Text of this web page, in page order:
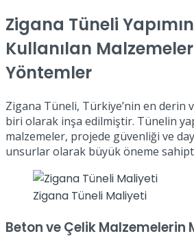
Zigana Tüneli
Kullanılan
Yöntemler
Zigana Tüneli, Türkiye’nin en derin
biri olarak inşa edilmiştir. Tünelin
malzemeler, projede güvenliği ve
unsurlar olarak büyük öneme
Zigana Tüneli Maliyeti
Beton ve Çelik Malzemelerin